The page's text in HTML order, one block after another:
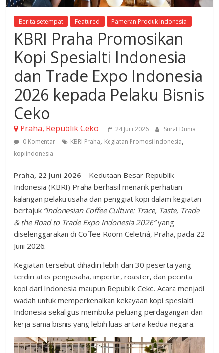
Berita setempat Featured Pameran Produk Indonesia
KBRI Praha Promosikan
Kopi Spesialti Indonesia
dan Trade Expo Indonesia
2026 kepada Pelaku Bisnis
Ceko
Praha, Republik Ceko 24 Juni 2026
Surat Dunia
0 Komentar
KBRI Praha, Kegiatan Promosi Indonesia,
kopiindonesia
Praha, 22 Juni 2026 – Kedutaan Besar Republik
Indonesia (KBRI) Praha berhasil menarik perhatian
kalangan pelaku usaha dan penggiat kopi dalam kegiatan
bertajuk “Indonesian Coffee Culture: Trace, Taste, Trade
& the Road to Trade Expo Indonesia 2026”yang
diselenggarakan di Coffee Room Celetná, Praha, pada 22
Juni 2026.
Kegiatan tersebut dihadiri lebih dari 30 peserta yang
terdiri atas pengusaha, importir, roaster, dan pecinta
kopi dari Indonesia maupun Republik Ceko. Acara menjadi
wadah untuk memperkenalkan kekayaan kopi spesialti
Indonesia sekaligus membuka peluang perdagangan dan
kerja sama bisnis yang lebih luas antara kedua negara.